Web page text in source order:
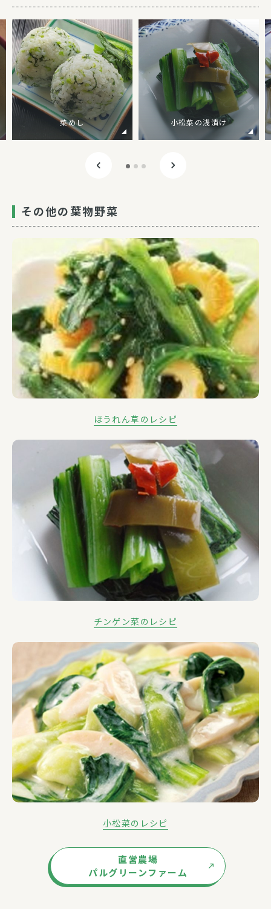
菜めし 小松菜の浅漬け
その他の葉物野菜
ほうれん草のレシピ
チンゲン菜のレシピ
小松菜のレシピ
直営農場
パルグリーンファーム